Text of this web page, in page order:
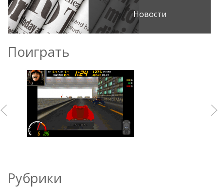
Новости
Поиграть
Рубрики